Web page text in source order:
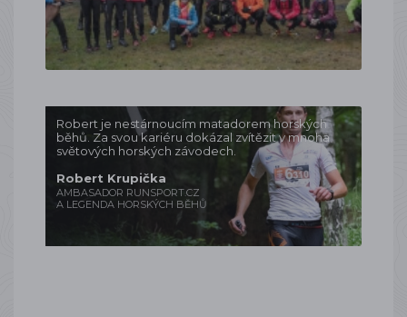
Robert je nestárnoucím matadorem horských
běhů. Za svou kariéru dokázal zvítězit v mnoha
světových horských závodech.
Robert Krupička
AMBASADOR RUNSPORT.CZ
A LEGENDA HORSKÝCH BĚHŮ